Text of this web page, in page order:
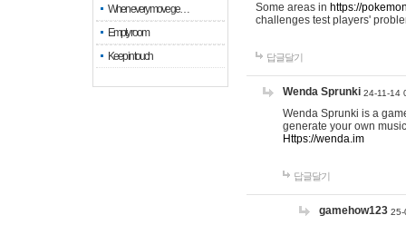
When every move ge…
Empty room
Keep in touch
Some areas in https://
challenges test players'
답글달기
Wenda Sprunki 24-11-14
Wenda Sprunki is a
generate your own
Https://wenda.im
답글달기
gamehow123 25-